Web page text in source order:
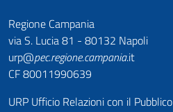
Regione Campania
via S. Lucia 81 - 80132 Napoli
urp@pec.regione.campania.it
CF 80011990639
URP Ufficio Relazioni con il Pubblico